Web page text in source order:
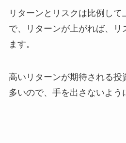
リターンとリスクは比例し
で、リターンが上がれば、リ
ます。
高いリターンが期待される投
多いので、手を出さないよう